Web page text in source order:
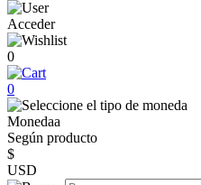
Acceder
0
0
Monedaa
Según producto
$
USD